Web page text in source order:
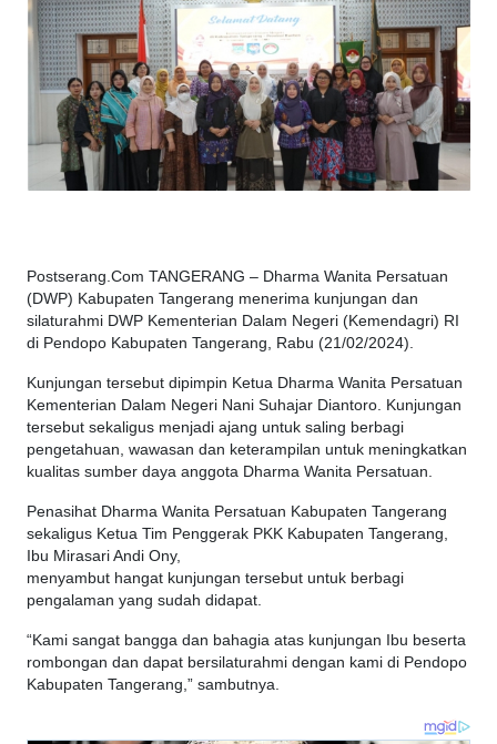
Postserang.Com TANGERANG – Dharma Wanita Persatuan
(DWP) Kabupaten Tangerang menerima kunjungan dan
silaturahmi DWP Kementerian Dalam Negeri (Kemendagri) RI
di Pendopo Kabupaten Tangerang, Rabu (21/02/2024).
Kunjungan tersebut dipimpin Ketua Dharma Wanita Persatuan
Kementerian Dalam Negeri Nani Suhajar Diantoro. Kunjungan
tersebut sekaligus menjadi ajang untuk saling berbagi
pengetahuan, wawasan dan keterampilan untuk meningkatkan
kualitas sumber daya anggota Dharma Wanita Persatuan.
Penasihat Dharma Wanita Persatuan Kabupaten Tangerang
sekaligus Ketua Tim Penggerak PKK Kabupaten Tangerang,
Ibu Mirasari Andi Ony,
menyambut hangat kunjungan tersebut untuk berbagi
pengalaman yang sudah didapat.
“Kami sangat bangga dan bahagia atas kunjungan Ibu beserta
rombongan dan dapat bersilaturahmi dengan kami di Pendopo
Kabupaten Tangerang,” sambutnya.